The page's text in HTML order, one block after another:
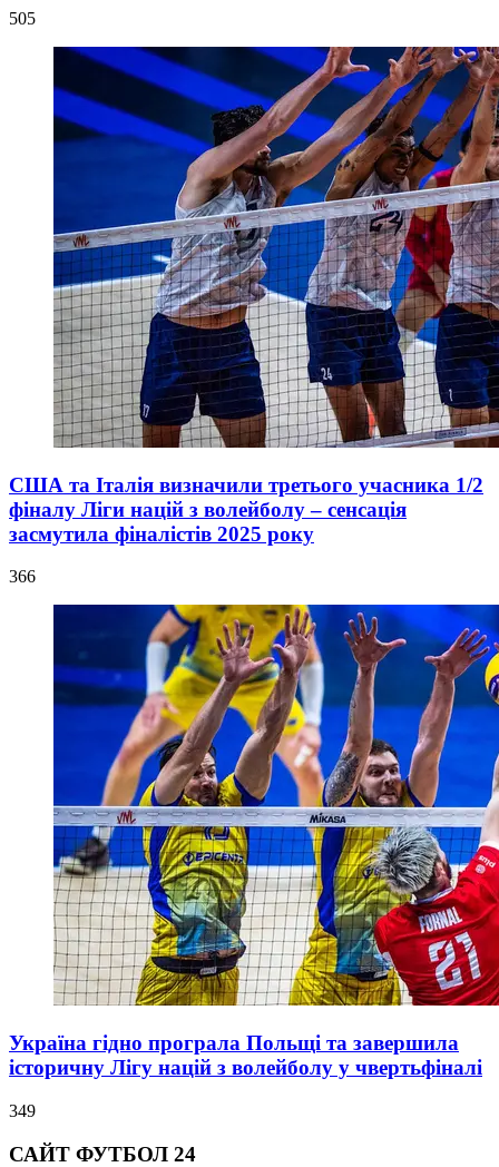
505
США та Італія визначили третього учасника 1/2
фіналу Ліги націй з волейболу – сенсація
засмутила фіналістів 2025 року
366
Україна гідно програла Польщі та завершила
історичну Лігу націй з волейболу у чвертьфіналі
349
САЙТ ФУТБОЛ 24